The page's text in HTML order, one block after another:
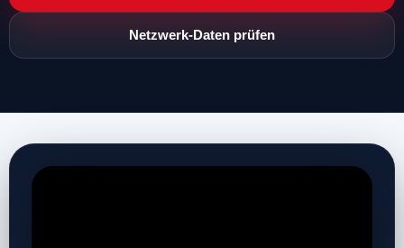
Netzwerk-Daten prüfen